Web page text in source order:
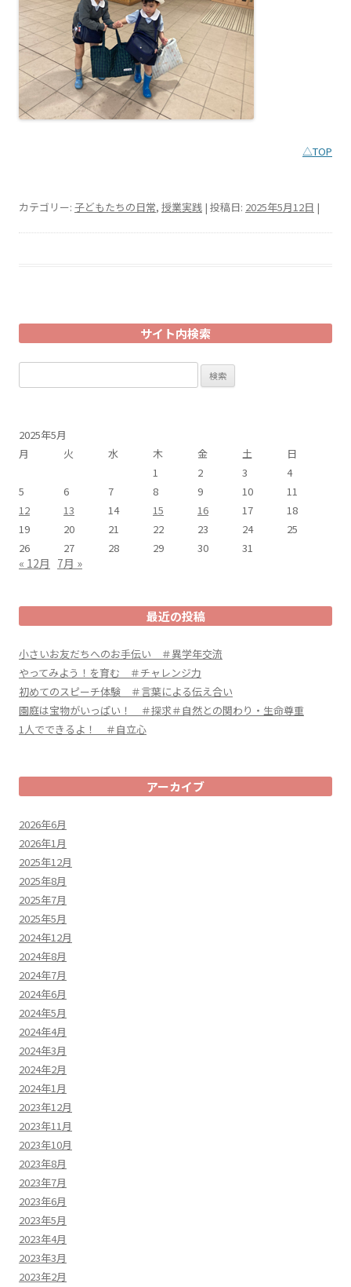
△TOP
カテゴリー: 子どもたちの日常, 授業実践 | 投稿日: 2025年5月12日 |
サイト内検索
索:
2025年5月
月
火 水 木 金 土
日
1
2 3
4
5
6 7 8 9 10
11
12
13 14 15 16 17
18
19
20 21 22 23 24
25
26
27 28 29 30 31
« 12月 7月 »
最近の投稿
小さいお友だちへのお手伝い ＃異学年交流
やってみよう！を育む ＃チャレンジ力
初めてのスピーチ体験 ＃言葉による伝え合い
園庭は宝物がいっぱい！ ＃探求＃自然との関わり・生命尊重
1人でできるよ！ ＃自立心
アーカイブ
2026年6月
2026年1月
2025年12月
2025年8月
2025年7月
2025年5月
2024年12月
2024年8月
2024年7月
2024年6月
2024年5月
2024年4月
2024年3月
2024年2月
2024年1月
2023年12月
2023年11月
2023年10月
2023年8月
2023年7月
2023年6月
2023年5月
2023年4月
2023年3月
2023年2月